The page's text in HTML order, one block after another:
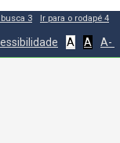
3 Ir para o rodapé 4
A A A-